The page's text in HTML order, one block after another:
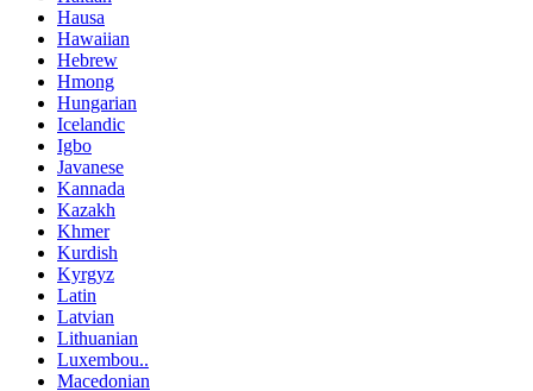
Hausa
Hawaiian
Hebrew
Hmong
Hungarian
Icelandic
Igbo
Javanese
Kannada
Kazakh
Khmer
Kurdish
Kyrgyz
Latin
Latvian
Lithuanian
Luxembou..
Macedonian